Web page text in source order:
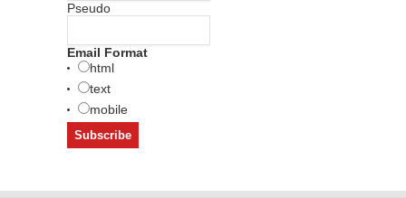
Pseudo
Email Format
html
text
mobile